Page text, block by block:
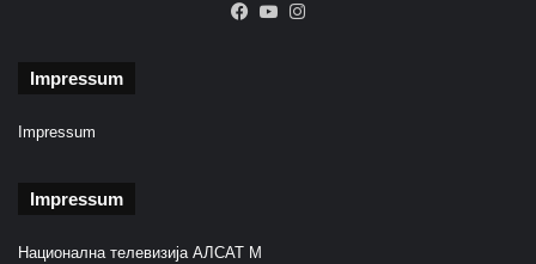
Facebook
YouTube
Impressum
Impressum
Impressum
Национална телевизија АЛСАТ М